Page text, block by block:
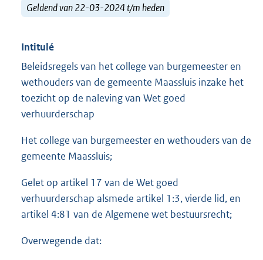
Geldend van 22-03-2024 t/m heden
Intitulé
Beleidsregels van het college van burgemeester en
wethouders van de gemeente Maassluis inzake het
toezicht op de naleving van Wet goed
verhuurderschap
Het college van burgemeester en wethouders van de
gemeente Maassluis;
Gelet op artikel 17 van de Wet goed
verhuurderschap alsmede artikel 1:3, vierde lid, en
artikel 4:81 van de Algemene wet bestuursrecht;
Overwegende dat: